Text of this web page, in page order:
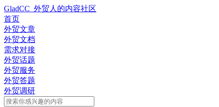
GladCC_外贸人的内容社区
首页
外贸文章
外贸文档
需求对接
外贸话题
外贸服务
外贸答题
外贸调研